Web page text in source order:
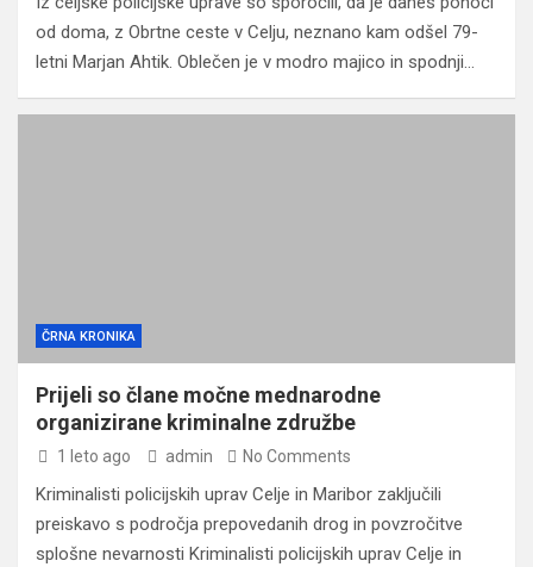
od doma, z Obrtne ceste v Celju, neznano kam odšel 79-
letni Marjan Ahtik. Oblečen je v modro majico in spodnji…
ČRNA KRONIKA
Prijeli so člane močne mednarodne
organizirane kriminalne združbe
1 leto ago admin No Comments
Kriminalisti policijskih uprav Celje in Maribor zaključili
preiskavo s področja prepovedanih drog in povzročitve
splošne nevarnosti Kriminalisti policijskih uprav Celje in